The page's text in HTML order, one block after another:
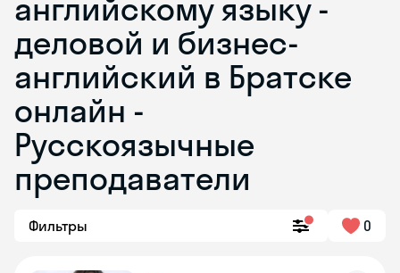
английскому языку -
деловой и бизнес-
английский в Братске
онлайн -
Русскоязычные
преподаватели
Фильтры 0
Skyeng Chat